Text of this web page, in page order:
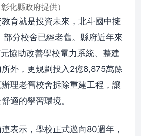
彰化縣政府提供）
育就是投資未來，北斗國中擁
分校舍已經老舊。縣府近年來
協助改善學校電力系統、整建
外，更規劃投入2億8,875萬餘
理老舊校舍拆除重建工程，讓
適的學習環境。
表示，學校正式邁向80週年，